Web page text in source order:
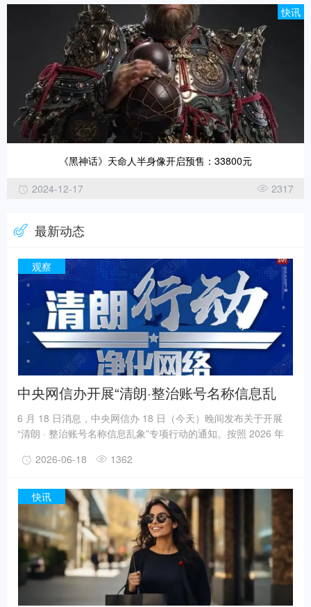
快讯
《黑神话》天命人半身像开启预售：33800元
2024-12-17
2317
最新动态
观察
中央网信办开展“清朗·整治账号名称信息乱
象”专项行动
6 月 18 日消息，中央网信办 18 日（今天）晚间发布关于开展
“清朗 · 整治账号名称信息乱象”专项行动的通知。按照 2026 年
为期 3 个月的“清朗 · 整治账号名称信息乱象”专项行动。工作目
号名称信息存在的突出问题。针对名称冒充、身份伪装、夹带违
规信息、名称信息黑灰产等 4 类问题，督促网站平台严格落实主
体责任，进一步完善账号名称信息全流程管理，持续营造清朗网
络空间。
2026-06-18 1362
快讯